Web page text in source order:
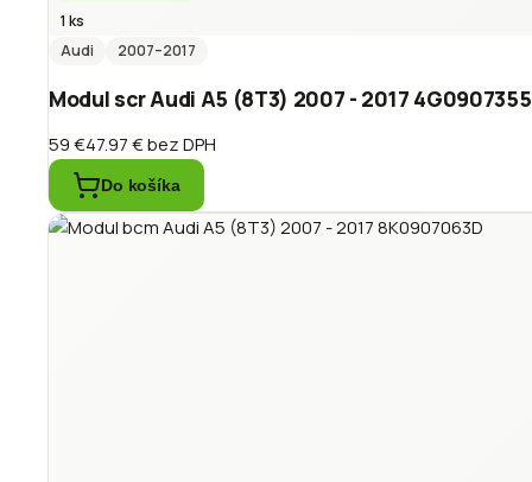
1 ks
Audi
2007–2017
Modul scr Audi A5 (8T3) 2007 - 2017
59 €47.97 €bez DPH
Do košíka